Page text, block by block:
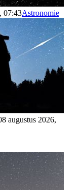
07:43Astronomie
augustus 2026,